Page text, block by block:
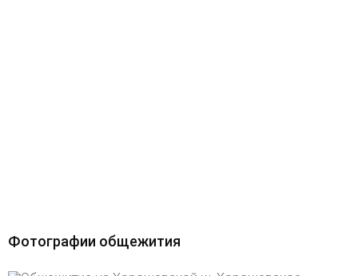
Фотографии общежития